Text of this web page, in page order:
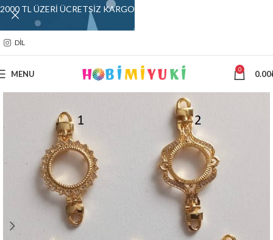
DIL
MENU 0 0.00
2000 TL ÜZERİ ÜCRETSİZ KARGO